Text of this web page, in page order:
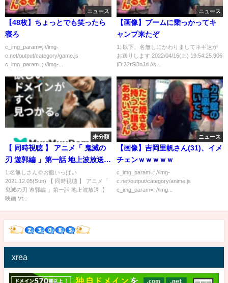
ニュース
【48枚】ちょっとでも笑ったら
寝ろ
c_img_param=; //img-
c.net/output/category/game.js
c_img_param=; //img-...
ニュース
【画像】ブームに乗っかってキ
ャンプ来たぞ
1: 以下、名無しにかわりましてネギ速が
お送りします 2022/04/16(土) 19:54:25.906
ID:32rSi3nJd //s...
未分類
【 同時視聴 】 アニメ「 鬼滅の
刃 遊郭編 」第一話 地上波放送【
映画 Vtuber 常世モコ 】
1:名無しさん＠お腹いっぱい
2021.12.05(Sun) 【 同時視聴 】 アニメ「
鬼滅の刃 遊郭編 」第一話 地上波放送【
映画 Vt...
ニュース
【画像】吉岡里帆さん(31)、イメ
チェンｗｗｗｗｗ
c_img_param=; //img-
c.net/output/category/anime.js
c_img_param=; //img...
xrea